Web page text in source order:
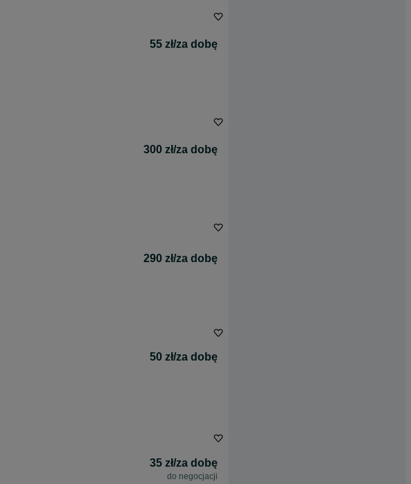
55 zł/za dobę
300 zł/za dobę
290 zł/za dobę
50 zł/za dobę
35 zł/za dobę
do negocjacji